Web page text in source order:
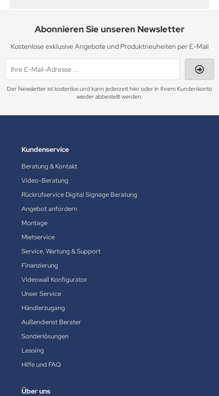
Abonnieren Sie unseren Newsletter
Kostenlose exklusive Angebote und Produktneuheiten per E-Mail
Der Newsletter ist kostenlos und kann jederzeit hier oder in Ihrem Kundenkonto
wieder abbestellt werden.
Kundenservice
Beratung & Kontakt
Video-Beratung
Rückrufservice Digital Signage Beratung
Angebot anfordern
Montage
Mietservice
Service, Wartung & Support
Finanzierung
Videowall Konfigurator
Unser Service
Händlerzugang
Außendienst Berater
Sonderlösungen
Leasing
Hilfe und FAQ
Über uns